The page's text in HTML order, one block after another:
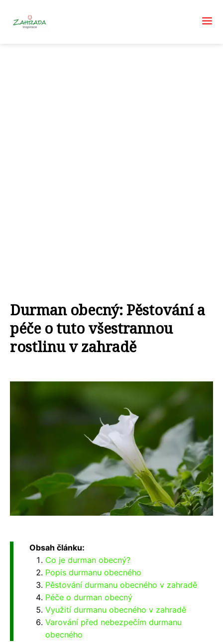
Durman obecný: Pěstování a
péče o tuto všestrannou
rostlinu v zahradě
Obsah článku:
Co je durman obecný?
Popis durmanu obecného
Pěstování durmanu obecného v zahradě
Péče o durman obecný
Využití durmanu obecného v zahradě
Varování před nebezpečím durmanu
obecného